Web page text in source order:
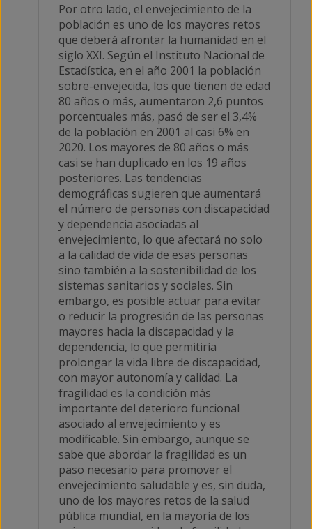
Por otro lado, el envejecimiento de la
población es uno de los mayores retos
que deberá afrontar la humanidad en el
siglo XXI. Según el Instituto Nacional de
Estadística, en el año 2001 la población
sobre-envejecida, los que tienen de edad
80 años o más, aumentaron 2,6 puntos
porcentuales más, pasó de ser el 3,4%
de la población en 2001 al casi 6% en
2020. Los mayores de 80 años o más
casi se han duplicado en los 19 años
posteriores. Las tendencias
demográficas sugieren que aumentará
el número de personas con discapacidad
y dependencia asociadas al
envejecimiento, lo que afectará no solo
a la calidad de vida de esas personas
sino también a la sostenibilidad de los
sistemas sanitarios y sociales. Sin
embargo, es posible actuar para evitar
o reducir la progresión de las personas
mayores hacia la discapacidad y la
dependencia, lo que permitiría
prolongar la vida libre de discapacidad,
con mayor autonomía y calidad. La
fragilidad es la condición más
importante del deterioro funcional
asociado al envejecimiento y es
modificable. Sin embargo, aunque se
sabe que abordar la fragilidad es un
paso necesario para promover el
envejecimiento saludable y es, sin duda,
uno de los mayores retos de la salud
pública mundial, en la mayoría de los